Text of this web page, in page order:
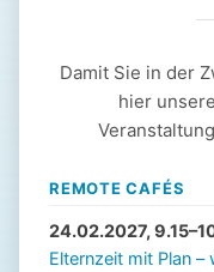
Damit Sie in der
hier
REMOTE CAFÉS
24.02.2027,
Elternzeit mit Plan –